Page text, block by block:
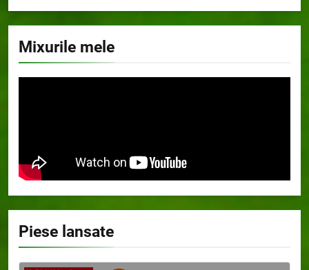
Mixurile mele
Piese lansate